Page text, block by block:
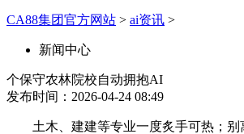
CA88集团官方网站 > ai资讯 >
新闻中心
个保守农林院校自动拥抱AI
发布时间：2026-04-24 08:49
土木、建建等专业一度炙手可热；别